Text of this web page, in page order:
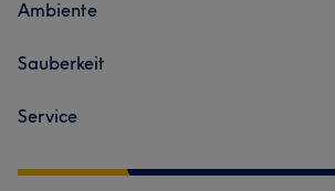
Ambiente
Sauberkeit
Service